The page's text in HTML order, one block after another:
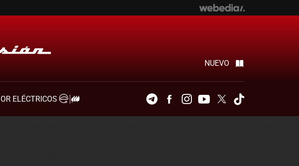
NUEVO
ELÉCTRICOS
TelegramFacebookInstagramYoutubeTwitter